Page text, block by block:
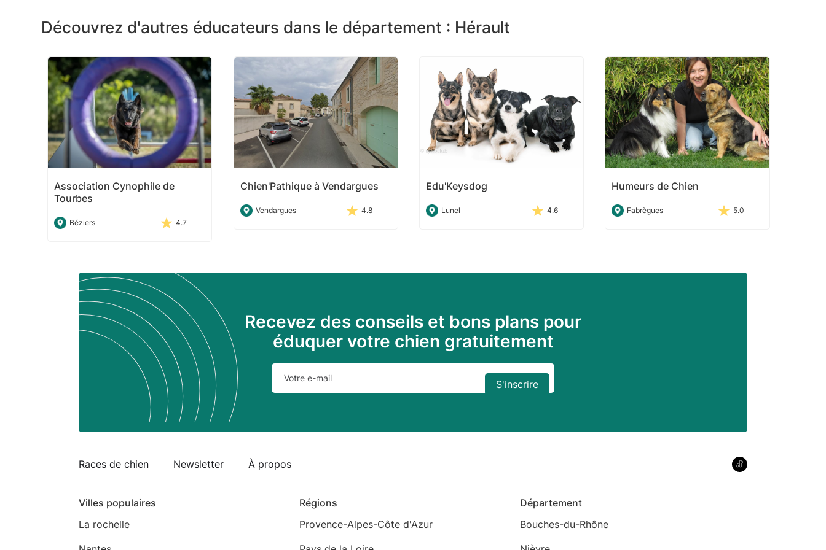
Découvrez d'autres éducateurs dans le département : Hérault
Association Cynophile de
Tourbes
Béziers 4.7
Chien'Pathique à Vendargues
Vendargues 4.8
Edu'Keysdog
Lunel 4.6
Humeurs de Chien
Fabrègues 5.0
Recevez des conseils et bons plans pour
éduquer votre chien gratuitement
Races de chien Newsletter À propos
Villes populaires
La rochelle
Régions
Provence-Alpes-Côte d'Azur
Département
Bouches-du-Rhône